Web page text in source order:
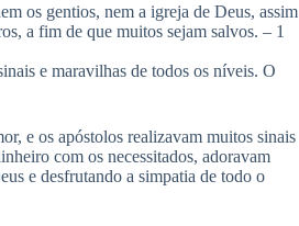
os gentios, nem a igreja de Deus, assim
a fim de que muitos sejam salvos. – 1
e maravilhas de todos os níveis. O
e os apóstolos realizavam muitos sinais
com os necessitados, adoravam
e desfrutando a simpatia de todo o